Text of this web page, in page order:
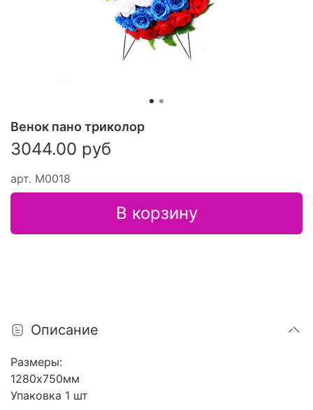
арт. М0018
Венок пано триколор
3044.00 руб
В корзину
Описание
Размеры:
1280х750мм
Упаковка 1 шт